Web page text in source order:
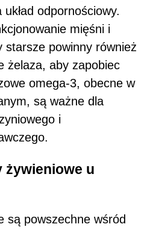
odpornościowy.
mięśni i
starsze powinny również
żelaza, aby zapobiec
omega-3, obecne w
są ważne dla
i
żywieniowe u
są powszechne wśród